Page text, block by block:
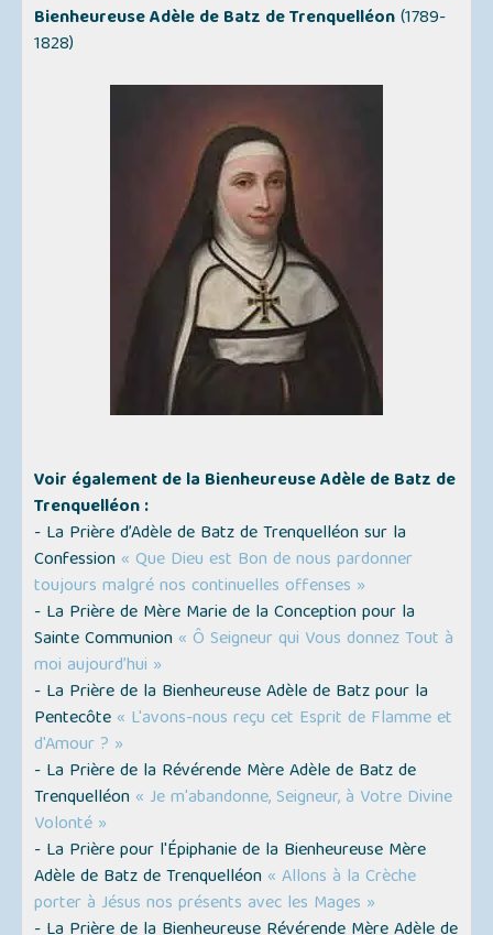
Bienheureuse Adèle de Batz de Trenquelléon(1789-
1828)
Voir également de la Bienheureuse Adèle de Batz de
Trenquelléon :
- La Prière d’Adèle de Batz de Trenquelléon sur la
Confession « Que Dieu est Bon de nous pardonner
toujours malgré nos continuelles offenses »
- La Prière de Mère Marie de la Conception pour la
Sainte Communion « Ô Seigneur qui Vous donnez Tout à
moi aujourd’hui »
- La Prière de la Bienheureuse Adèle de Batz pour la
Pentecôte « L'avons-nous reçu cet Esprit de Flamme et
d'Amour ? »
- La Prière de la Révérende Mère Adèle de Batz de
Trenquelléon « Je m'abandonne, Seigneur, à Votre Divine
Volonté »
- La Prière pour l'Épiphanie de la Bienheureuse Mère
Adèle de Batz de Trenquelléon « Allons à la Crèche
porter à Jésus nos présents avec les Mages »